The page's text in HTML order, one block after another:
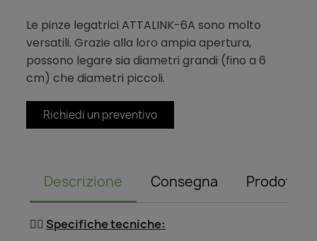
Le pinze legatrici ATTALINK-6A sono molto
versatili. Grazie alla loro ampia apertura,
possono legare sia diametri grandi (fino a 6
cm) che diametri piccoli.
Richiedi un preventivo
Descrizione Consegna Prodotto
👌🏻 Specifiche tecniche: